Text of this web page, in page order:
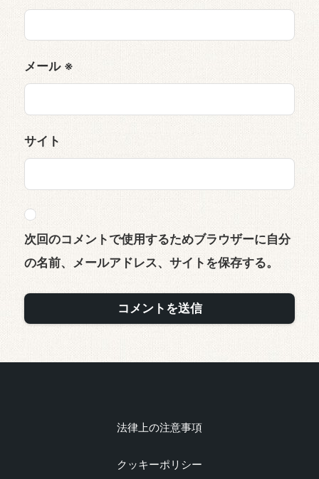
メール ※
サイト
次回のコメントで使用するためブラウザーに自分
の名前、メールアドレス、サイトを保存する。
法律上の注意事項
クッキーポリシー